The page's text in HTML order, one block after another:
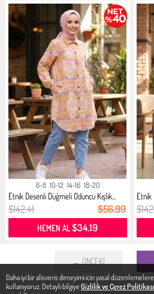
Daha iyi bir alisveris deneyimi icin yasal
kullanıyoruz. Detaylı bilgiye Gizlilik ve Çerez Politikası
6-8 10-12 14-16 18-20
Etnik Desenli Düğmeli Oduncu Kışlık...
$142.41 $56.99
HEMEN AL$34.19
Etnik
← ÖNCEKI